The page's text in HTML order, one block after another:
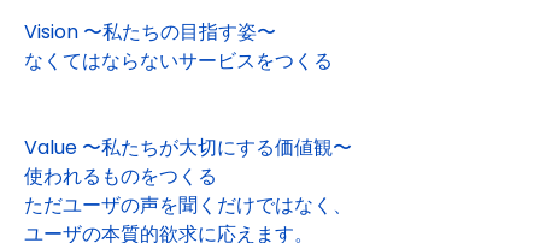
Vision 〜私たちの目指す姿〜
なくてはならないサービスをつくる
Value 〜私たちが大切にする価値観〜
使われるものをつくる
ただユーザの声を聞くだけではなく、
ユーザの本質的欲求に応えます。